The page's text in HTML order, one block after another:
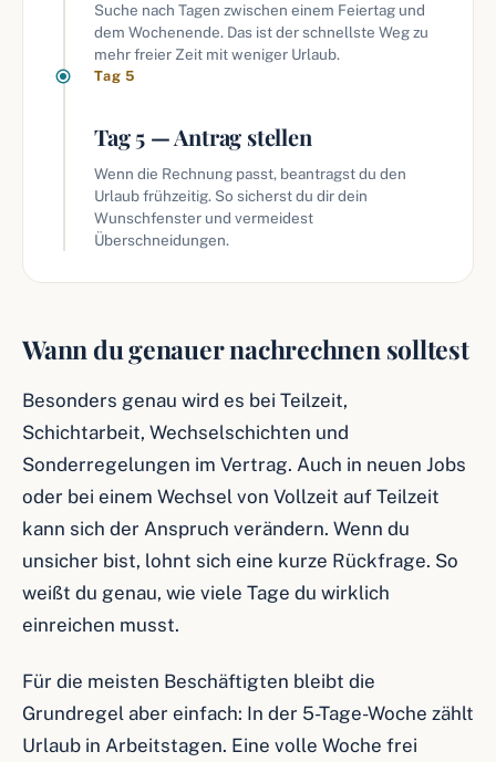
Suche nach Tagen zwischen einem Feiertag und
dem Wochenende. Das ist der schnellste Weg zu
mehr freier Zeit mit weniger Urlaub.
Tag 5
Tag 5 — Antrag stellen
Wenn die Rechnung passt, beantragst du den
Urlaub frühzeitig. So sicherst du dir dein
Wunschfenster und vermeidest
Überschneidungen.
Wann du genauer nachrechnen solltest
Besonders genau wird es bei Teilzeit,
Schichtarbeit, Wechselschichten und
Sonderregelungen im Vertrag. Auch in neuen Jobs
oder bei einem Wechsel von Vollzeit auf Teilzeit
kann sich der Anspruch verändern. Wenn du
unsicher bist, lohnt sich eine kurze Rückfrage. So
weißt du genau, wie viele Tage du wirklich
einreichen musst.
Für die meisten Beschäftigten bleibt die
Grundregel aber einfach: In der 5-Tage-Woche zählt
Urlaub in Arbeitstagen. Eine volle Woche frei